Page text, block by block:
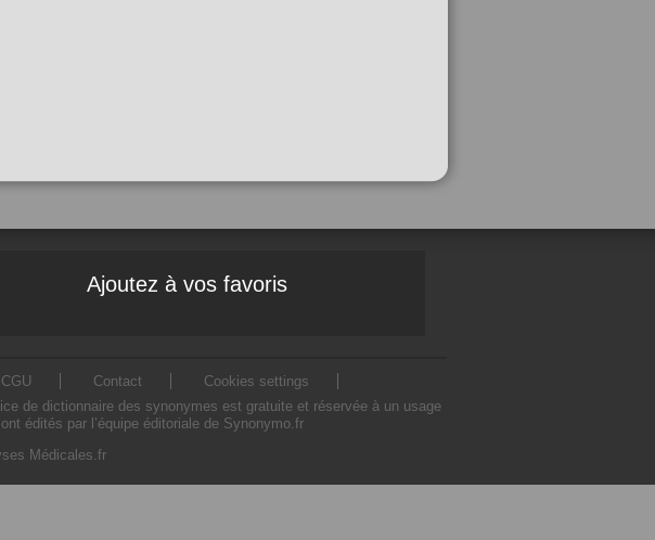
Ajoutez à vos favoris
CGU Contact
Cookies settings
de dictionnaire des synonymes est gratuite et réservée à un usage
édités par l’équipe éditoriale de Synonymo.fr
Médicales.fr